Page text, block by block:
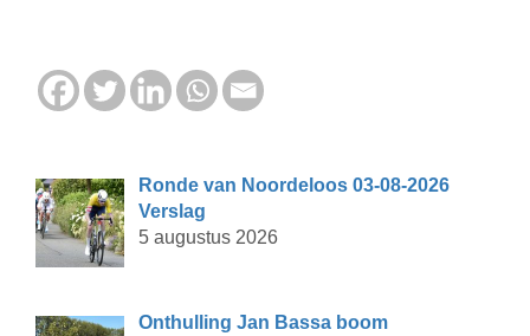
Ronde van Noordeloos 03-08-2026
Verslag
5 augustus 2026
Onthulling Jan Bassa boom